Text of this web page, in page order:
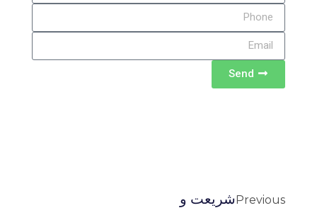
Send
Previousشریعت و